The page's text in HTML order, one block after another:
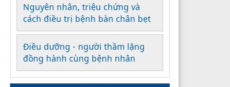
Nguyên nhân, triệu chứng và
cách điều trị bệnh bàn chân bẹt
Điều dưỡng - người thầm lặng
đồng hành cùng bệnh nhân